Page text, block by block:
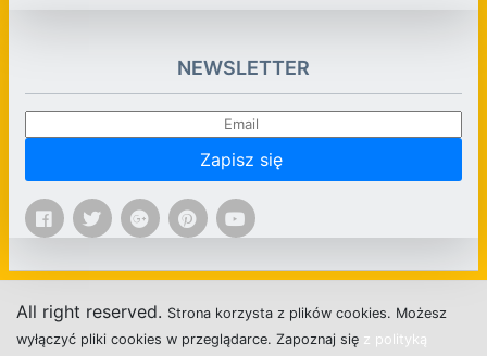
NEWSLETTER
Zapisz się
All right reserved. Strona korzysta z plików cookies. Możesz
wyłączyć pliki cookies w przeglądarce. Zapoznaj się z polityką